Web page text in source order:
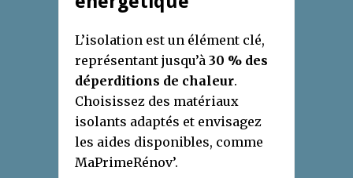
L’isolation est un élément clé,
représentant jusqu’à 30 % des
déperditions de chaleur.
Choisissez des matériaux
isolants adaptés et envisagez
les aides disponibles, comme
MaPrimeRénov’.